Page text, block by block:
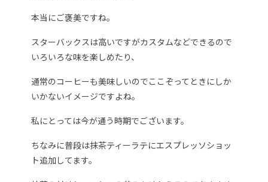
本当にご褒美ですね。
スターバックスは高いですがカスタムなどできるので
いろいろな味を楽しめたり、
通常のコーヒーも美味しいのでここぞってときにしか
いかないイメージですよね。
私にとっては今が通う時期でございます。
ちなみに普段は抹茶ティーラテにエスプレッソショッ
ト追加してます。